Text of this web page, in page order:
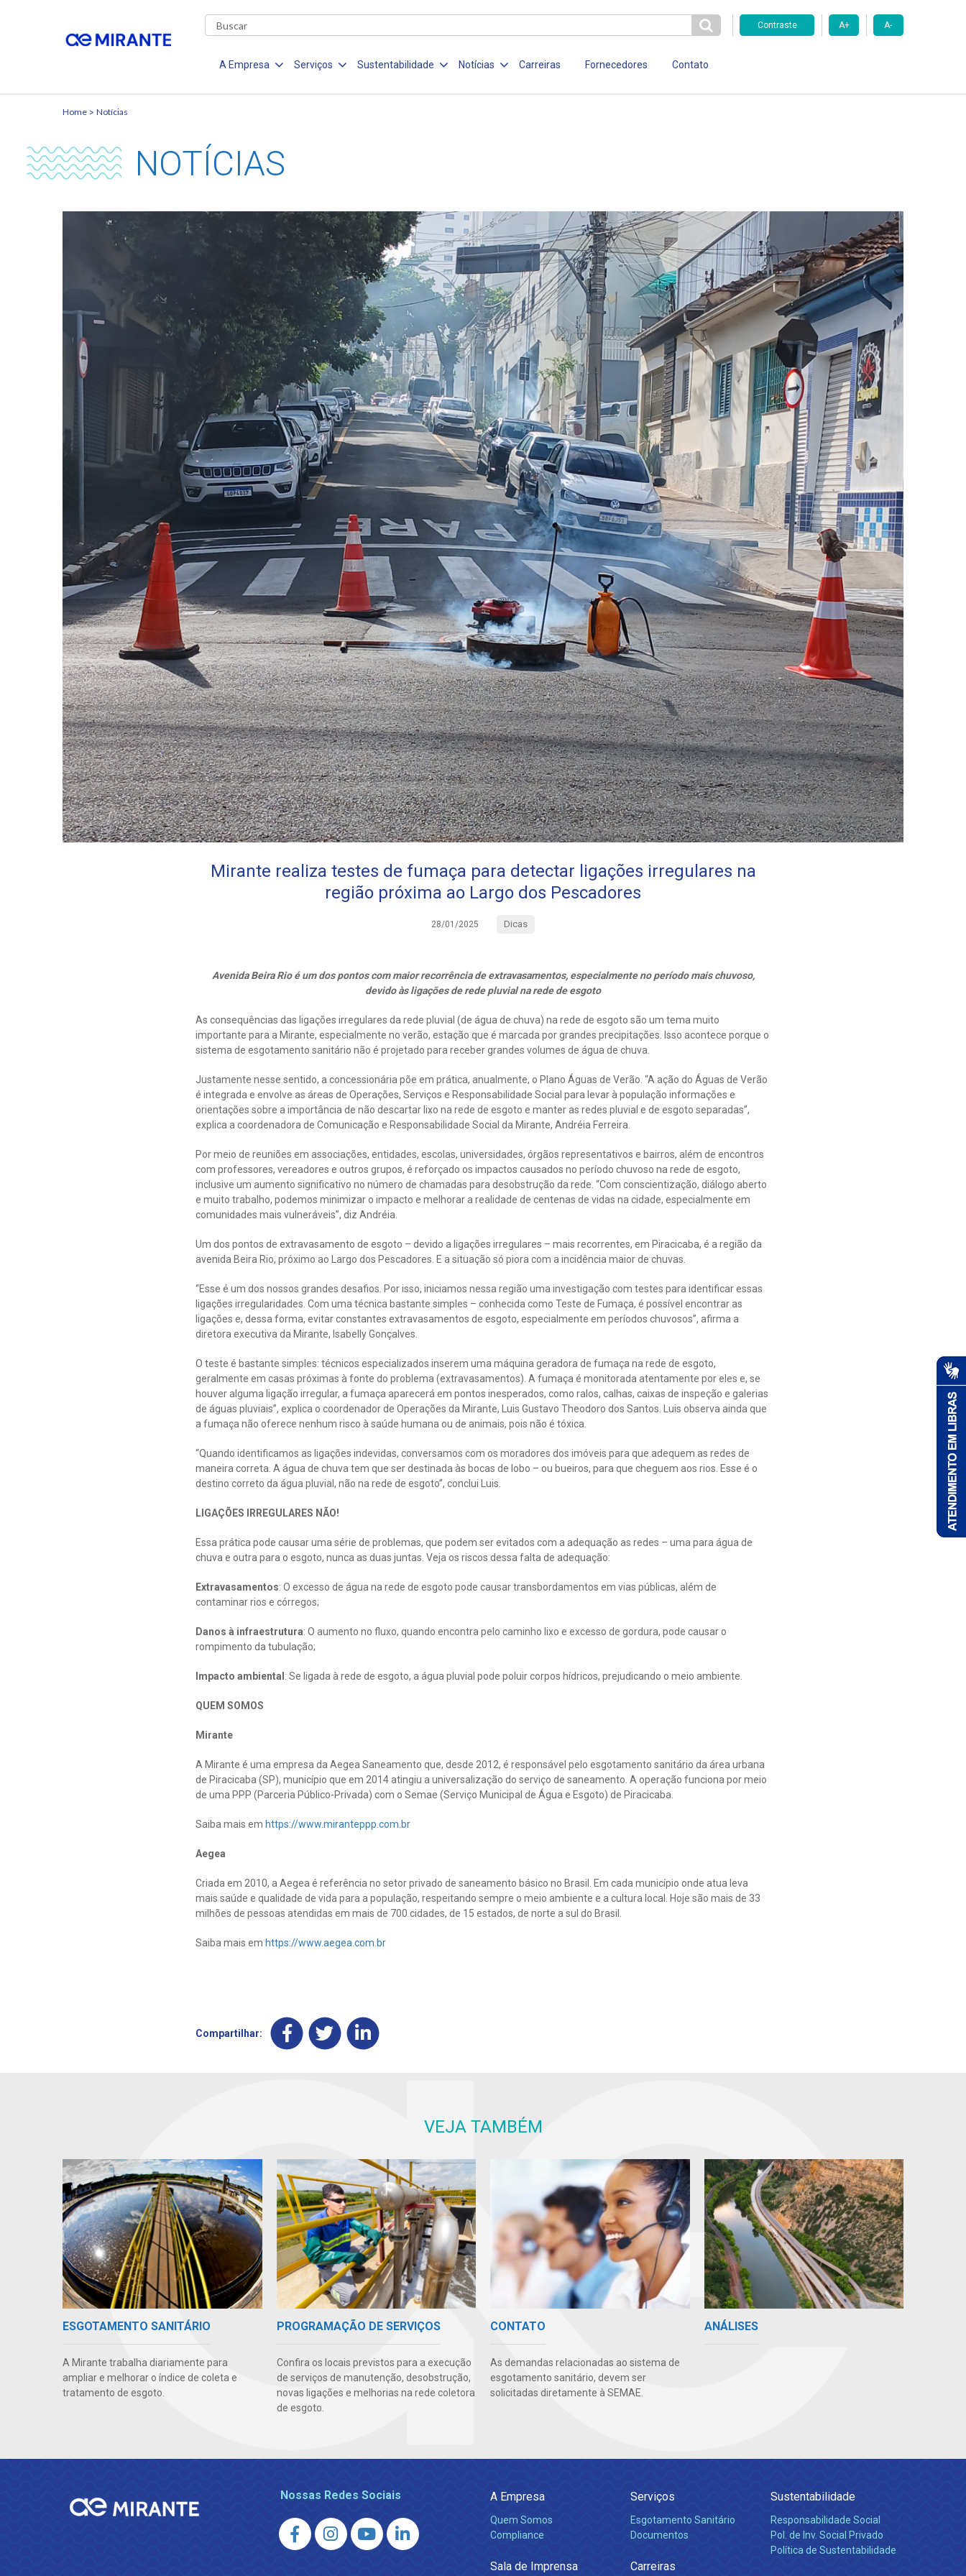
Contraste A+ A-
A Empresa Serviços Sustentabilidade Notícias Carreiras Fornecedores Contato
Home Notícias
NOTÍCIAS
Mirante realiza testes de fumaça para detectar ligações irregulares na
região próxima ao Largo dos Pescadores
28/01/2025 Dicas
Avenida Beira Rio é um dos pontos com maior recorrência de extravasamentos, especialmente no período mais chuvoso,
devido às ligações de rede pluvial na rede de esgoto
As consequências das ligações irregulares da rede pluvial (de água de chuva) na rede de esgoto são um tema muito
importante para a Mirante, especialmente no verão, estação que é marcada por grandes precipitações. Isso acontece porque o
sistema de esgotamento sanitário não é projetado para receber grandes volumes de água de chuva.
Justamente nesse sentido, a concessionária põe em prática, anualmente, o Plano Águas de Verão. “A ação do Águas de Verão
é integrada e envolve as áreas de Operações, Serviços e Responsabilidade Social para levar à população informações e
orientações sobre a importância de não descartar lixo na rede de esgoto e manter as redes pluvial e de esgoto separadas”,
explica a coordenadora de Comunicação e Responsabilidade Social da Mirante, Andréia Ferreira.
Por meio de reuniões em associações, entidades, escolas, universidades, órgãos representativos e bairros, além de encontros
com professores, vereadores e outros grupos, é reforçado os impactos causados no período chuvoso na rede de esgoto,
inclusive um aumento significativo no número de chamadas para desobstrução da rede. “Com conscientização, diálogo aberto
e muito trabalho, podemos minimizar o impacto e melhorar a realidade de centenas de vidas na cidade, especialmente em
comunidades mais vulneráveis”, diz Andréia.
Um dos pontos de extravasamento de esgoto – devido a ligações irregulares – mais recorrentes, em Piracicaba, é a região da
avenida Beira Rio, próximo ao Largo dos Pescadores. E a situação só piora com a incidência maior de chuvas.
“Esse é um dos nossos grandes desafios. Por isso, iniciamos nessa região uma investigação com testes para identificar essas
ligações irregularidades. Com uma técnica bastante simples – conhecida como Teste de Fumaça, é possível encontrar as
ligações e, dessa forma, evitar constantes extravasamentos de esgoto, especialmente em períodos chuvosos”, afirma a
diretora executiva da Mirante, Isabelly Gonçalves.
O teste é bastante simples: técnicos especializados inserem uma máquina geradora de fumaça na rede de esgoto,
geralmente em casas próximas à fonte do problema (extravasamentos). A fumaça é monitorada atentamente por eles e, se
houver alguma ligação irregular, a fumaça aparecerá em pontos inesperados, como ralos, calhas, caixas de inspeção e galerias
de águas pluviais”, explica o coordenador de Operações da Mirante, Luis Gustavo Theodoro dos Santos. Luis observa ainda que
a fumaça não oferece nenhum risco à saúde humana ou de animais, pois não é tóxica.
“Quando identificamos as ligações indevidas, conversamos com os moradores dos imóveis para que adequem as redes de
maneira correta. A água de chuva tem que ser destinada às bocas de lobo – ou bueiros, para que cheguem aos rios. Esse é o
destino correto da água pluvial, não na rede de esgoto”, conclui Luis.
LIGAÇÕES IRREGULARES NÃO!
Essa prática pode causar uma série de problemas, que podem ser evitados com a adequação as redes – uma para água de
chuva e outra para o esgoto, nunca as duas juntas. Veja os riscos dessa falta de adequação:
Extravasamentos: O excesso de água na rede de esgoto pode causar transbordamentos em vias públicas, além de
contaminar rios e córregos;
Danos à infraestrutura: O aumento no fluxo, quando encontra pelo caminho lixo e excesso de gordura, pode causar o
rompimento da tubulação;
Impacto ambiental: Se ligada à rede de esgoto, a água pluvial pode poluir corpos hídricos, prejudicando o meio ambiente.
QUEM SOMOS
Mirante
A Mirante é uma empresa da Aegea Saneamento que, desde 2012, é responsável pelo esgotamento sanitário da área urbana
de Piracicaba (SP), município que em 2014 atingiu a universalização do serviço de saneamento. A operação funciona por meio
de uma PPP (Parceria Público-Privada) com o Semae (Serviço Municipal de Água e Esgoto) de Piracicaba.
Saiba mais em https://www.miranteppp.com.br
Aegea
Criada em 2010, a Aegea é referência no setor privado de saneamento básico no Brasil. Em cada município onde atua leva
mais saúde e qualidade de vida para a população, respeitando sempre o meio ambiente e a cultura local. Hoje são mais de 33
milhões de pessoas atendidas em mais de 700 cidades, de 15 estados, de norte a sul do Brasil.
Saiba mais em https://www.aegea.com.br
Compartilhar:
VEJA TAMBÉM
ESGOTAMENTO SANITÁRIO
A Mirante trabalha diariamente para
ampliar e melhorar o índice de coleta e
tratamento de esgoto.
PROGRAMAÇÃO DE SERVIÇOS
Confira os locais previstos para a execução
de serviços de manutenção, desobstrução,
novas ligações e melhorias na rede coletora
de esgoto.
CONTATO
As demandas relacionadas ao sistema de
esgotamento sanitário, devem ser
solicitadas diretamente à SEMAE.
ANÁLISES
Nossas Redes Sociais A Empresa
Quem Somos
Compliance
Sala de Imprensa
Serviços
Esgotamento Sanitário
Documentos
Carreiras
Sustentabilidade
Responsabilidade Social
Pol. de Inv. Social Privado
Política de Sustentabilidade